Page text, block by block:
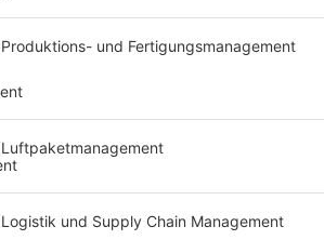
Produktions- und Fertigungsmanagement
Luftpaketmanagement
Logistik und Supply Chain Management